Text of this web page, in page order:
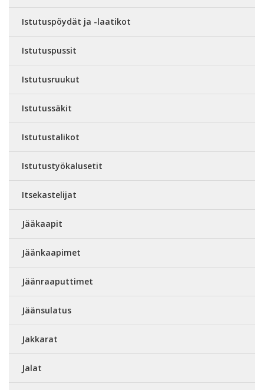
Istutuspöydät ja -laatikot
Istutuspussit
Istutusruukut
Istutussäkit
Istutustalikot
Istutustyökalusetit
Itsekastelijat
Jääkaapit
Jäänkaapimet
Jäänraaputtimet
Jäänsulatus
Jakkarat
Jalat